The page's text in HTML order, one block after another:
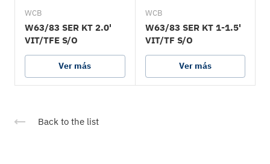
WCB
W63/83 SER KT 2.0'
VIT/TFE S/O
Ver más
WCB
W63/83 SER KT 1-1.5'
VIT/TF S/O
Ver más
Back to the list